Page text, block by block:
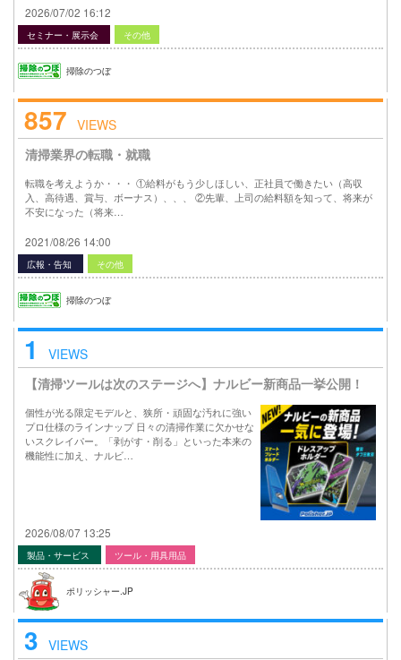
2026/07/02 16:12
セミナー・展示会 その他
掃除のつぼ
857 VIEWS
清掃業界の転職・就職
転職を考えようか・・・ ①給料がもう少しほしい、正社員で働きたい（高収
入、高待遇、賞与、ボーナス）、、、 ②先輩、上司の給料額を知って、将来が
不安になった（将来…
2021/08/26 14:00
広報・告知 その他
掃除のつぼ
1
VIEWS
【清掃ツールは次のステージへ】ナルビー新商品一挙公開！
個性が光る限定モデルと、狭所・頑固な汚れに強い
プロ仕様のラインナップ 日々の清掃作業に欠かせな
いスクレイパー。「剥がす・削る」といった本来の
機能性に加え、ナルビ…
2026/08/07 13:25
製品・サービス ツール・用具用品
ポリッシャー.JP
3 VIEWS